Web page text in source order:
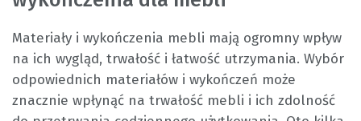
Materiały i wykończenia mebli mają ogromny wpływ
na ich wygląd, trwałość i łatwość utrzymania. Wybór
odpowiednich materiałów i wykończeń może
znacznie wpłynąć na trwałość mebli i ich zdolność